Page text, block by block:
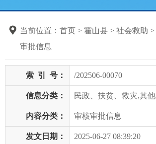
当前位置： 首页 > 霍山县 > 社会救助 >
审批信息
索 引 号： /202506-00070
信息分类： 民政、扶贫、救灾,其他
内容分类： 审核审批信息
发文日期： 2025-06-27 08:39:20